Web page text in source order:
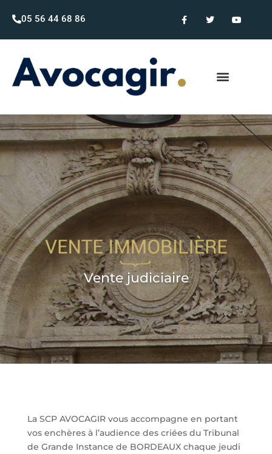
05 56 44 68 86
Vente judiciaire
La SCP AVOCAGIR vous accompagne en portant
vos enchères à l’audience des criées du Tribunal
de Grande Instance de BORDEAUX chaque jeudi